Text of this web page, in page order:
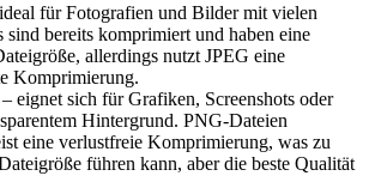
für Fotografien und Bilder mit vielen
sind bereits komprimiert und haben eine
allerdings nutzt JPEG eine
Komprimierung.
– eignet sich für Grafiken, Screenshots oder
Hintergrund. PNG-Dateien
eine verlustfreie Komprimierung, was zu
führen kann, aber die beste Qualität